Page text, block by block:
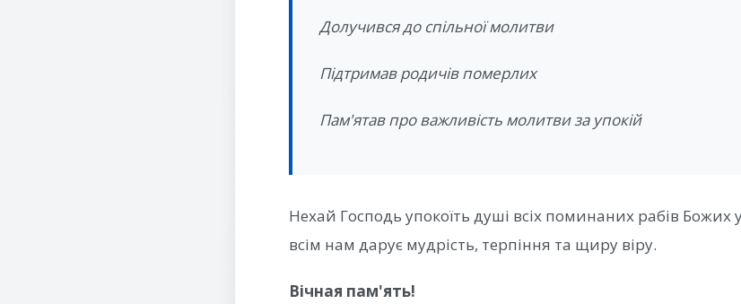
Долучився до спільної молитви
Підтримав родичів померлих
Пам'ятав про важливість молитви за упокій
Нехай Господь упокоїть душі всіх поминаних рабів Божих
всім нам дарує мудрість, терпіння та щиру віру.
Вічная пам'ять!